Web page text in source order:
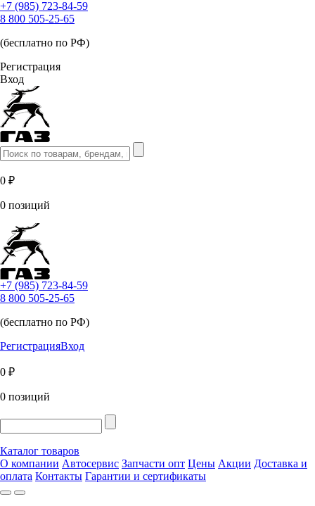
+7 (985) 723-84-59
8 800 505-25-65
(бесплатно по РФ)
Регистрация
Вход
0 ₽
0 позиций
+7 (985) 723-84-59
8 800 505-25-65
(бесплатно по РФ)
РегистрацияВход
0 ₽
0 позиций
Каталог товаров
О компании Автосервис Запчасти опт Цены Акции Доставка и
оплата Контакты Гарантии и сертификаты